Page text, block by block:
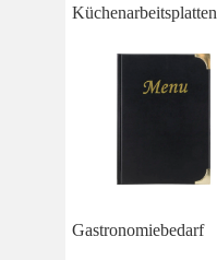
Küchenarbeitsplatten
Gastronomiebedarf